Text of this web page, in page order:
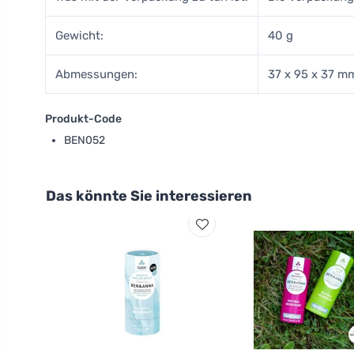
Gewicht: 40 g
Abmessungen: 37 x 95 x 37
Produkt-Code
BEN052
Das könnte Sie interessieren